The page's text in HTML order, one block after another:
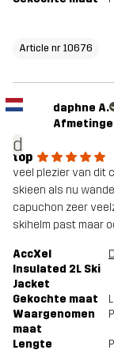
Article nr 10676
d
daphne A.
top
veel plezier van dit
skieen als nu
capuchon zeer
skihelm past maar
AccXel
Insulated 2L Ski
Jacket
Gekochte maat
L
Waargenomen
maat
Lengte